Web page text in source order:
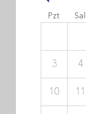
Pzt Sal
3 4
10 11